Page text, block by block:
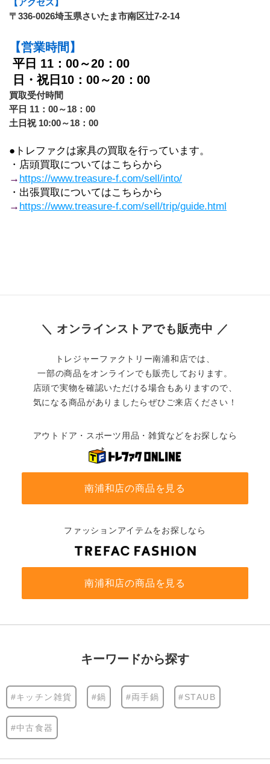
【アクセス】
〒336-0026埼玉県さいたま市南区辻7-2-14
【営業時間】
平日 11：00～20：00
日・祝日10：00～20：00
買取受付時間
平日 11：00～18：00
土日祝 10:00～18：00
●トレファクは家具の買取を行っています。
・店頭買取についてはこちらから
→ https://www.treasure-f.com/sell/into/
・出張買取についてはこちらから
→ https://www.treasure-f.com/sell/trip/guide.html
＼ オンラインストアでも販売中 ／
トレジャーファクトリー南浦和店では、
一部の商品をオンラインでも販売しております。
店頭で実物を確認いただける場合もありますので、
気になる商品がありましたらぜひご来店ください！
アウトドア・スポーツ用品・雑貨などをお探しなら
南浦和店の商品を見る
ファッションアイテムをお探しなら
南浦和店の商品を見る
キーワードから探す
#キッチン雑貨 #鍋 #両手鍋 #STAUB
#中古食器